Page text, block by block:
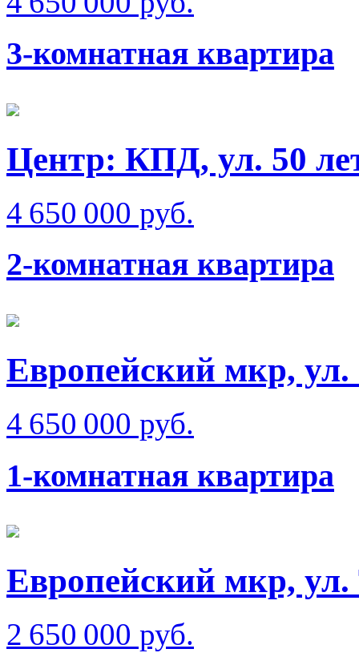
3-комнатная квартира
Центр: КПД, ул. 50
4 650 000 руб.
2-комнатная квартира
Европейский мкр, ул.
4 650 000 руб.
1-комнатная квартира
Европейский мкр, ул.
2 650 000 руб.